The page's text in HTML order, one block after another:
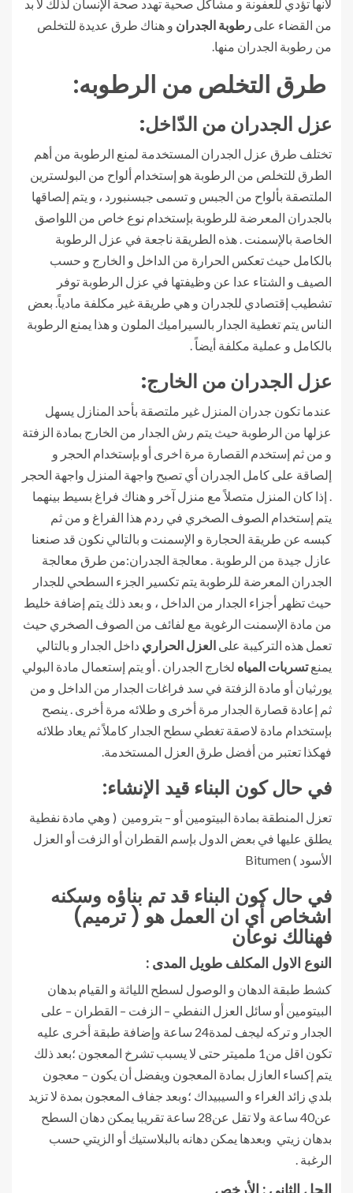
لأنها تؤدي للعفونة و مشاكل صحية تهدد صحة الإنسان لذلك لا بد
من القضاء على رطوبة الجدران و هناك طرق عديدة للتخلص
من رطوبة الجدران منها.
طرق التخلص من الرطوبه:
عزل الجدران من الدّاخل:
تختلف طرق عزل الجدران المستخدمة لمنع الرطوبة من أهم
الطرق للتخلص من الرطوبة هو إستخدام ألواح من البولسترين
الملتصقة بألواح من الجبس و تسمى جبسنبورد ، و يتم إلصاقها
بالجدران المعرضة للرطوبة بإستخدام نوع خاص من اللواصق
الخاصة بالإسمنت . هذه الطريقة ناجعة في عزل الرطوبة
بالكامل حيث تعكس الحرارة من الداخل و الخارج و حسب
الصيف و الشتاء عدا عن وظيفتها في عزل الرطوبة توفر
تشطيب إقتصادي للجدران و هي طريقة غير مكلفة مادياً. بعض
الناس يتم تغطية الجدار بالسيراميك الملون و هذا يمنع الرطوبة
بالكامل و عملية مكلفة أيضاً .
عزل الجدران من الخارج:
عندما تكون جدران المنزل غير ملتصقة بأحد المنازل يسهل
عزلها من الرطوبة حيث يتم رش الجدار من الخارج بمادة الزفتة
و من ثم إستخدم القصارة مرة اخرى أو بإستخدام الحجر و
إلصاقة على كامل الجدران أي تصبح واجهة المنزل واجهة الحجر
. إذا كان المنزل متصلاً مع منزل آخر و هناك فراغ بسيط بينهما
يتم إستخدام الصوف الصخري في ردم هذا الفراغ و من ثم
كبسه عن طريقة الحجارة و الإسمنت و بالتالي نكون قد صنعنا
عازل جيدة من الرطوبة . معالجة الجدران:من طرق معالجة
الجدران المعرضة للرطوبة يتم تكسير الجزء السطحي للجدار
حيث تظهر أجزاء الجدار من الداخل ، و بعد ذلك يتم إضافة خليط
من مادة الإسمنت الرغوية مع لفائف من الصوف الصخري حيث
تعمل هذه التركيبة على العزل الحراري داخل الجدار و بالتالي
يمنعتسربات المياه لخارج الجدران . أو يتم إستعمال مادة البولي
يورثيان أو مادة الزفتة في سد فراغات الجدار من الداخل و من
ثم إعادة قصارة الجدار مرة أخرى و طلائه مرة أخرى . ينصح
بإستخدام مادة لاصقة تغطي سطح الجدار كاملاً ثم يعاد طلائه
فهكذا تعتبر من أفضل طرق العزل المستخدمة.
في حال كون البناء قيد الإنشاء:
تعزل المنطقة بمادة البيتومين أو – بترومين ( وهي مادة نفطية
يطلق عليها في بعض الدول بإسم القطران أو الزفت أو العزل
الأسود ) Bitumen
في حال كون البناء قد تم بناؤه وسكنه
اشخاص أي ان العمل هو ( ترميم)
فهنالك نوعان
النوع الاول المكلف طويل المدى :
كشط طبقة الدهان و الوصول لسطح اللياثة و القيام بدهان
البيتومين أو سائل العزل النفطي – الزفت – القطران – على
الجدار و تركه ليجف لمدة24 ساعة وإضافة طبقة أخرى عليه
تكون اقل من1 ملميتر حتى لا يسبب تشرخ المعجون ؛بعد ذلك
يتم إكساء العازل بمادة المعجون ويفضل أن يكون – معجون
بلدي زائد الغراء و السيبيداك ؛وبعد جفاف المعجون بمدة لا تزيد
عن40 ساعة ولا تقل عن28 ساعة تقريبا يمكن دهان السطح
بدهان زيتي وبعدها يمكن دهانه بالبلاستيك أو الزيتي حسب
الرغبة .